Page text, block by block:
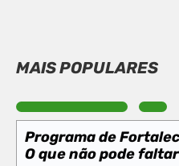
MAIS POPULARES
Programa de
O que não pode